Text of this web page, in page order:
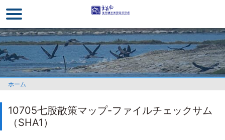
イ
ン
コ
ン
テ
ン
ツ
セ
ホーム
10705七股散策マップ-ファイルチェックサム
（SHA1）